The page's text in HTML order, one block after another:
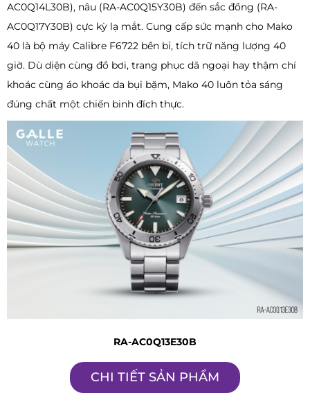
AC0Q14L30B), nâu (RA-AC0Q15Y30B) đến sắc đồng (RA-
AC0Q17Y30B) cực kỳ lạ mắt. Cung cấp sức mạnh cho Mako
40 là bộ máy Calibre F6722 bền bỉ, tích trữ năng lượng 40
giờ. Dù diện cùng đồ bơi, trang phục dã ngoại hay thậm chí
khoác cùng áo khoác da bụi bặm, Mako 40 luôn tỏa sáng
đúng chất một chiến binh đích thực.
RA-AC0Q13E30B
CHI TIẾT SẢN PHẨM